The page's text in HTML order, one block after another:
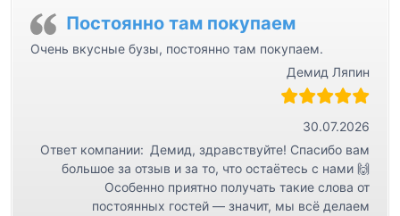
Постоянно там покупаем
Очень вкусные бузы, постоянно там покупаем.
Демид Ляпин
30.07.2026
Ответ компании: Демид, здравствуйте! Спасибо вам
большое за отзыв и за то, что остаётесь с нами 🙌
Особенно приятно получать такие слова от
постоянных гостей — значит, мы всё делаем